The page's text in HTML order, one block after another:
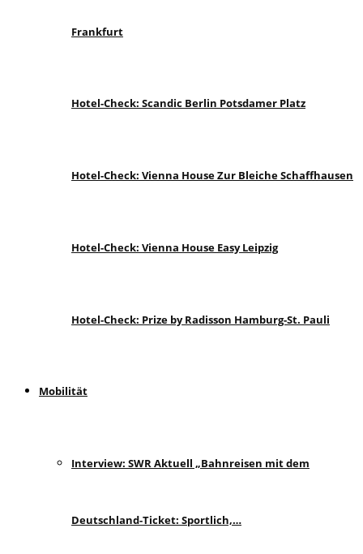
Frankfurt
Hotel-Check: Scandic Berlin Potsdamer Platz
Hotel-Check: Vienna House Zur Bleiche Schaffhausen
Hotel-Check: Vienna House Easy Leipzig
Hotel-Check: Prize by Radisson Hamburg-St. Pauli
Mobilität
Interview: SWR Aktuell „Bahnreisen mit dem
Deutschland-Ticket: Sportlich,…